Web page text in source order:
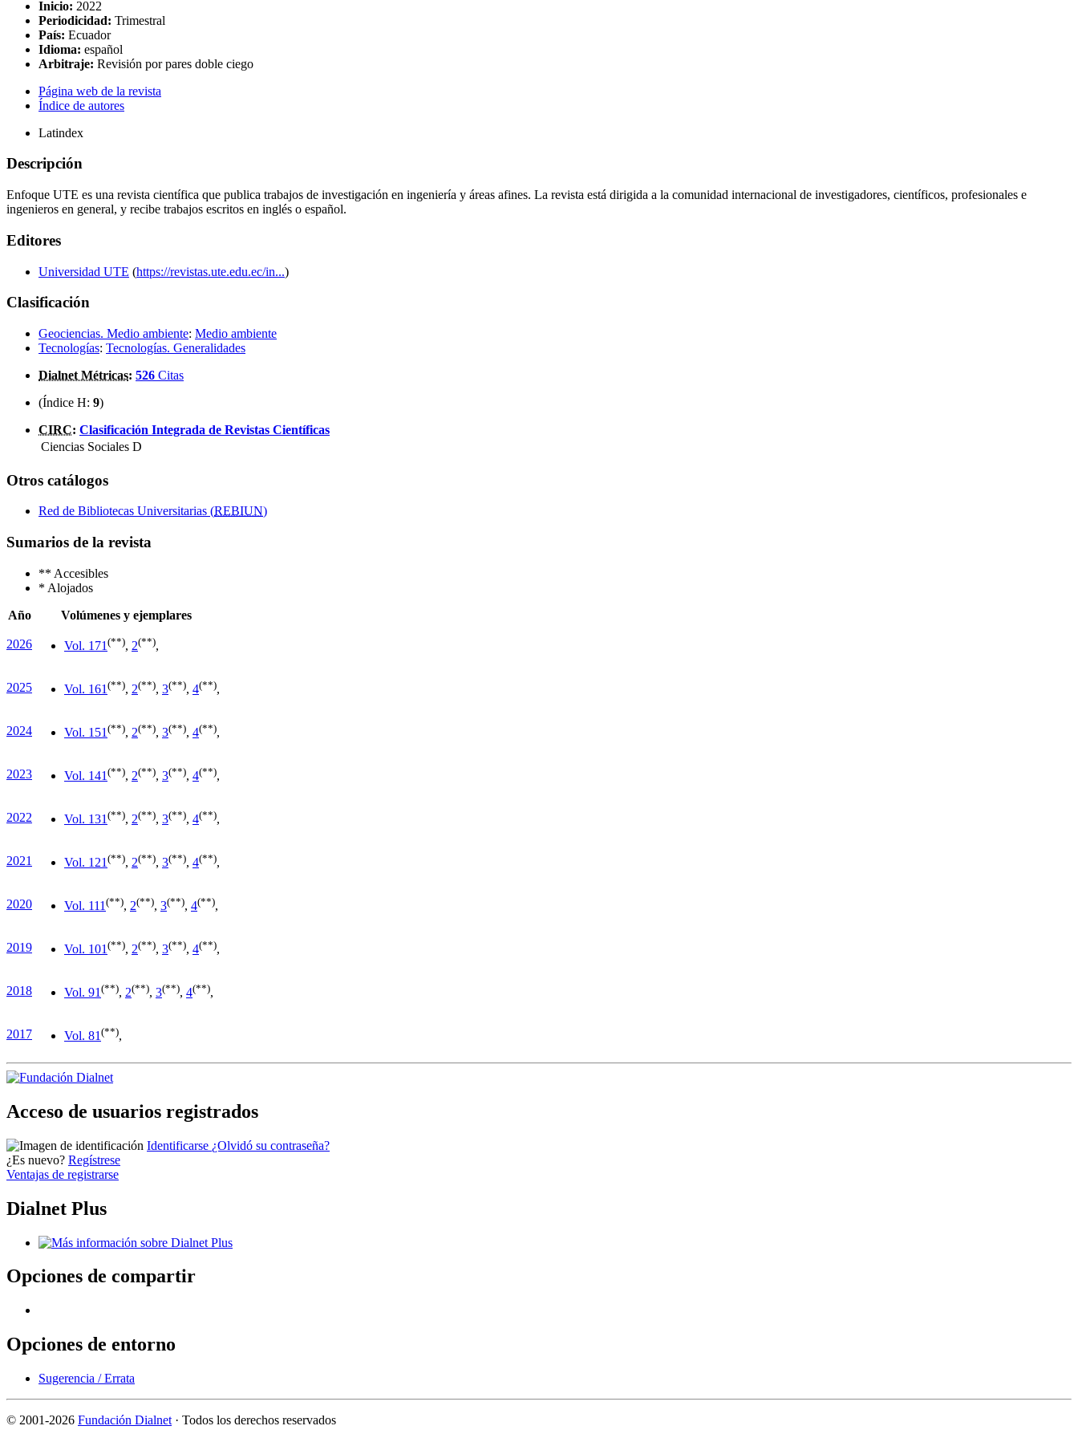
Inicio: 2022
Periodicidad: Trimestral
País: Ecuador
Idioma: español
Arbitraje: Revisión por pares doble ciego
Página web de la revista
Índice de autores
Latindex
Descripción
Enfoque UTE es una revista científica que publica trabajos de investigación en ingeniería y áreas afines. La revista está dirigida a la comunidad internacional de investigadores, científicos, profesionales e
ingenieros en general, y recibe trabajos escritos en inglés o español.
Editores
Universidad UTE (https://revistas.ute.edu.ec/in...)
Clasificación
Geociencias. Medio ambiente: Medio ambiente
Tecnologías: Tecnologías. Generalidades
Dialnet Métricas: 526 Citas
(Índice H: 9)
CIRC: Clasificación Integrada de Revistas Científicas
Ciencias Sociales D
Otros catálogos
Red de Bibliotecas Universitarias (REBIUN)
Sumarios de la revista
** Accesibles
* Alojados
Año
Volúmenes y ejemplares
2026 Vol. 171 (**), 2(**),
2025 Vol. 161 (**), 2(**), 3(**), 4(**),
2024 Vol. 151 (**), 2(**), 3(**), 4(**),
2023 Vol. 141 (**), 2(**), 3(**), 4(**),
2022 Vol. 131 (**), 2(**), 3(**), 4(**),
2021 Vol. 121 (**), 2(**), 3(**), 4(**),
2020 Vol. 111 (**), 2(**), 3(**), 4(**),
2019 Vol. 101 (**), 2(**), 3(**), 4(**),
2018 Vol. 91 (**), 2(**), 3(**), 4(**),
2017 Vol. 81 (**),
Acceso de usuarios registrados
Identificarse ¿Olvidó su contraseña?
¿Es nuevo? Regístrese
Ventajas de registrarse
Dialnet Plus
Opciones de compartir
Opciones de entorno
Sugerencia / Errata
© 2001-2026 Fundación Dialnet · Todos los derechos reservados